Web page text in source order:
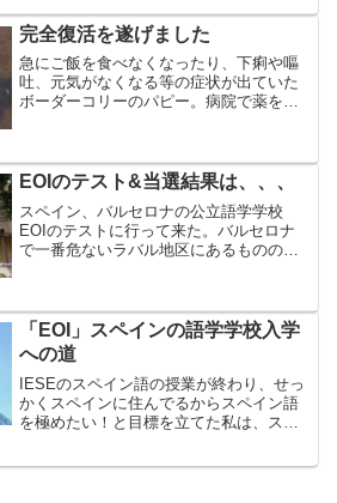
で移動することに（イミがない）ZOOM
での授業はいかほど？
完全復活を遂げました
急にご飯を食べなくなったり、下痢や嘔
吐、元気がなくなる等の症状が出ていた
ボーダーコリーのパピー。病院で薬をも
愛犬がご飯を食べる様に！そしてその後
徐々に食欲も元どおりに！完治しまし
た。スペインの公立語学学校EOIをおす
すめした友人の評価はいかに？
EOIのテスト&当選結果は、、、
スペイン、バルセロナの公立語学学校
EOIのテストに行って来た。バルセロナ
で一番危ないラバル地区にあるものの、
選び、抽選される。結果は運良く当選！
すぐさま支払いを済ませ、再来週からの
授業スタートにワクワクしている。
「EOI」スペインの語学学校入学
への道
IESEのスペイン語の授業が終わり、せっ
かくスペインに住んでるからスペイン語
を極めたい！と目標を立てた私は、スペ